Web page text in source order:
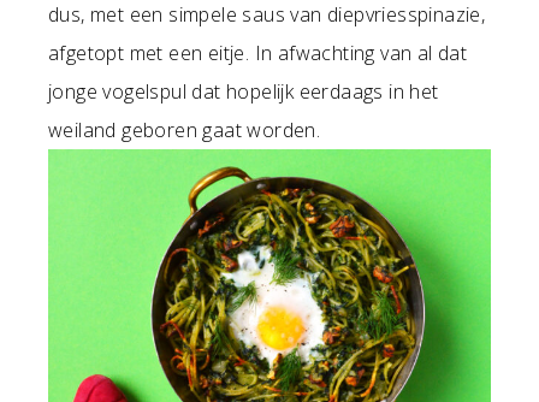
dus, met een simpele saus van diepvriesspinazie,
afgetopt met een eitje. In afwachting van al dat
jonge vogelspul dat hopelijk eerdaags in het
weiland geboren gaat worden.